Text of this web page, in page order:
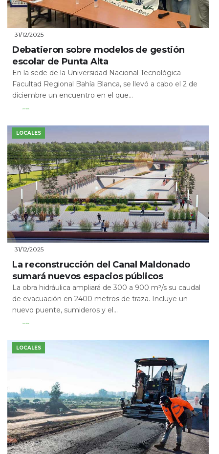
31/12/2025
Debatieron sobre modelos de gestión
escolar de Punta Alta
En la sede de la Universidad Nacional Tecnológica
Facultad Regional Bahía Blanca, se llevó a cabo el 2 de
diciembre un encuentro en el que...
Leer Más
LOCALES
31/12/2025
La reconstrucción del Canal Maldonado
sumará nuevos espacios públicos
La obra hidráulica ampliará de 300 a 900 m³/s su caudal
de evacuación en 2400 metros de traza. Incluye un
nuevo puente, sumideros y el...
Leer Más
LOCALES